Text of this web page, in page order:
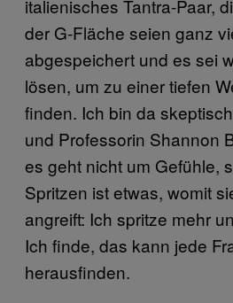
italienisches Tantra-Paar,
der G-Fläche seien ganz
abgespeichert und es sei
lösen, um zu einer tiefen
finden. Ich bin da
und Professorin Shannon
es geht nicht um Gefühle,
Spritzen ist etwas, womit
angreift: Ich spritze mehr
Ich finde, das kann jede
herausfinden.